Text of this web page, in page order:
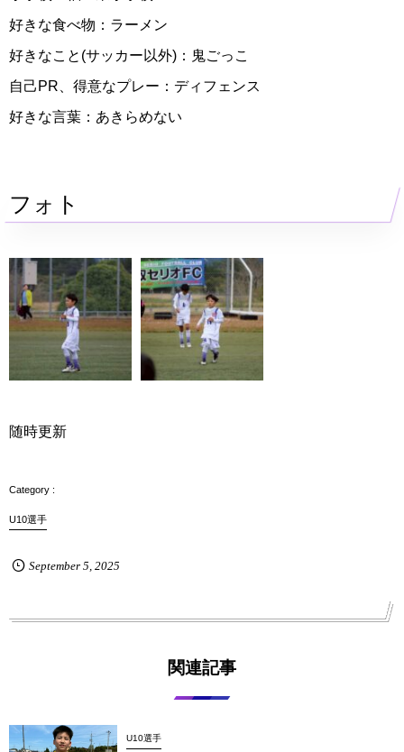
好きな食べ物：ラーメン
好きなこと(サッカー以外)：鬼ごっこ
自己PR、得意なプレー：ディフェンス
好きな言葉：あきらめない
フォト
随時更新
U10選手
September 5 2025
関連記事
U10選手